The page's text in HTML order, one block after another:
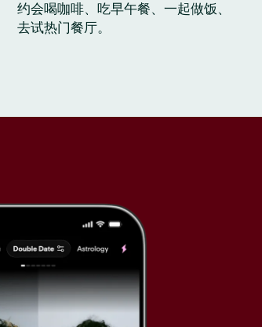
约会喝咖啡、吃早午餐、一起做饭、
去试热门餐厅。